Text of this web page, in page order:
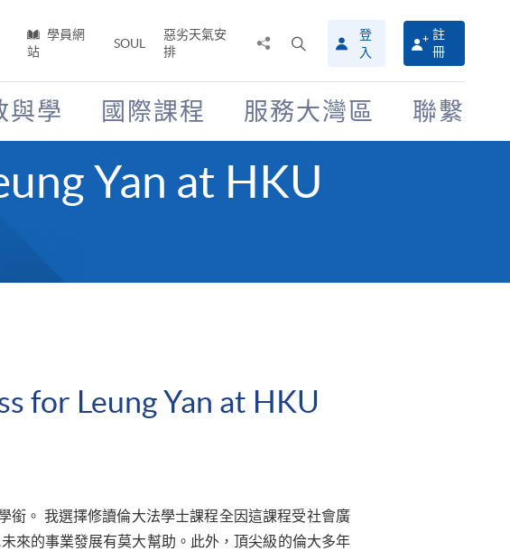
學員網
站
SOUL
惡劣天氣安
排
搜
尋
介
面
登
入
註
冊
與學 國際課程 服務大灣區 聯繫
Yan at HKU
for Leung Yan at HKU
銜。 我選擇修讀倫大法學士課程全因這課程受社會廣
來的事業發展有莫大幫助。此外，頂尖級的倫大多年